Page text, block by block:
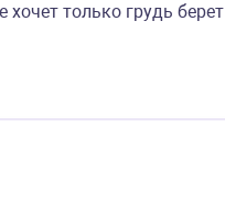
только грудь берет